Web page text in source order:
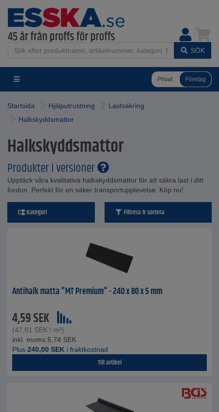
SÖK
Privat Företag
Startsida Hjälputrustning
Lastsäkring
Halkskyddsmattor
Halkskyddsmattor
Produkter i versioner
Upptäck våra kvalitativa halkskyddsmattor för att säkra last i ditt
fordon. Perfekt för en säker transportupplevelse. Köp nu!
Kategori Filtrera & sortera
Antihalk matta "MT Premium" - 240 x 80 x 5 mm
4,59SEK
(47,81 SEK / m²)
inkl. moms. 5,74 SEK
Plus 240,00 SEK i fraktkostnad
Till artikel